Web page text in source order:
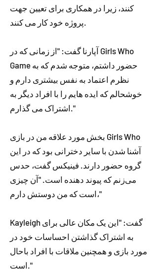
کنند، زیرا در همکاری برای تعیین جهت
پروژه خود کار می کنند.
آپارنا گفت: "از زمانی که در Girls Who
Game حضور داشتم، متوجه شدم که به
نظرم اعتماد به نفس بیشتری دارم و
خوشحالم که ایده هایم را با افراد دیگر به
اشتراک می گذارم."
بخش مورد علاقه من در بازی Girls Who
آشنا شدن با سایر دخترانی بود که در این
گروه حضور دارند. فینیکس گفت، حدس
می‌زنم که پیوند دهنده است. "آن چیزی
است که من دوستش دارم،"
Kayleigh گفت: "این یک مکان عالی برای
به اشتراک گذاشتن احساسات خود در
مورد بازی و همچنین ملاقات با افراد باحال
است."